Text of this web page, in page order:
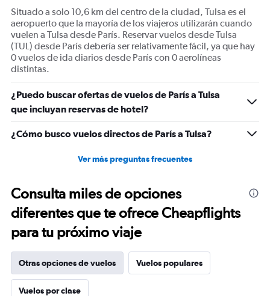
Situado a solo 10,6 km del centro de la ciudad, Tulsa es el
aeropuerto que la mayoría de los viajeros utilizarán cuando
vuelen a Tulsa desde París. Reservar vuelos desde Tulsa
(TUL) desde París debería ser relativamente fácil, ya que hay
0 vuelos de ida diarios desde París con 0 aerolíneas
distintas.
¿Puedo buscar ofertas de vuelos de París a Tulsa
que incluyan reservas de hotel?
¿Cómo busco vuelos directos de París a Tulsa?
Ver más preguntas frecuentes
Consulta miles de opciones
diferentes que te ofrece Cheapflights
para tu próximo viaje
Otras opciones de vuelos Vuelos populares
Vuelos por clase